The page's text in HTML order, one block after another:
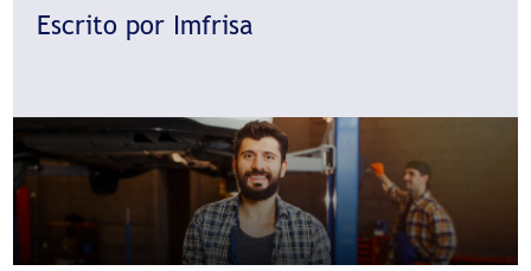
Escrito por Imfrisa